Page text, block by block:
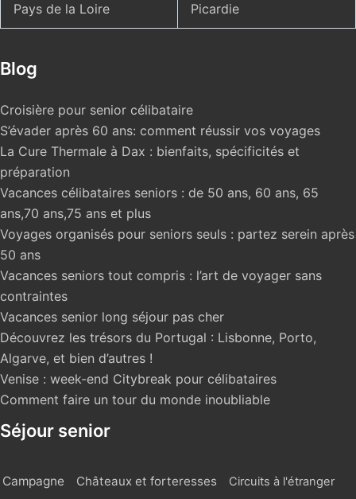
Pays de la Loire
Picardie
Blog
Croisière pour senior célibataire
S’évader après 60 ans: comment réussir vos voyages
La Cure Thermale à Dax : bienfaits, spécificités et
préparation
Vacances célibataires seniors : de 50 ans, 60 ans, 65
ans,70 ans,75 ans et plus
Voyages organisés pour seniors seuls : partez serein après
50 ans
Vacances seniors tout compris : l’art de voyager sans
contraintes
Vacances senior long séjour pas cher
Découvrez les trésors du Portugal : Lisbonne, Porto,
Algarve, et bien d’autres !
Venise : week-end Citybreak pour célibataires
Comment faire un tour du monde inoubliable
Séjour senior
Campagne Châteaux et forteresses
Circuits à l'étranger